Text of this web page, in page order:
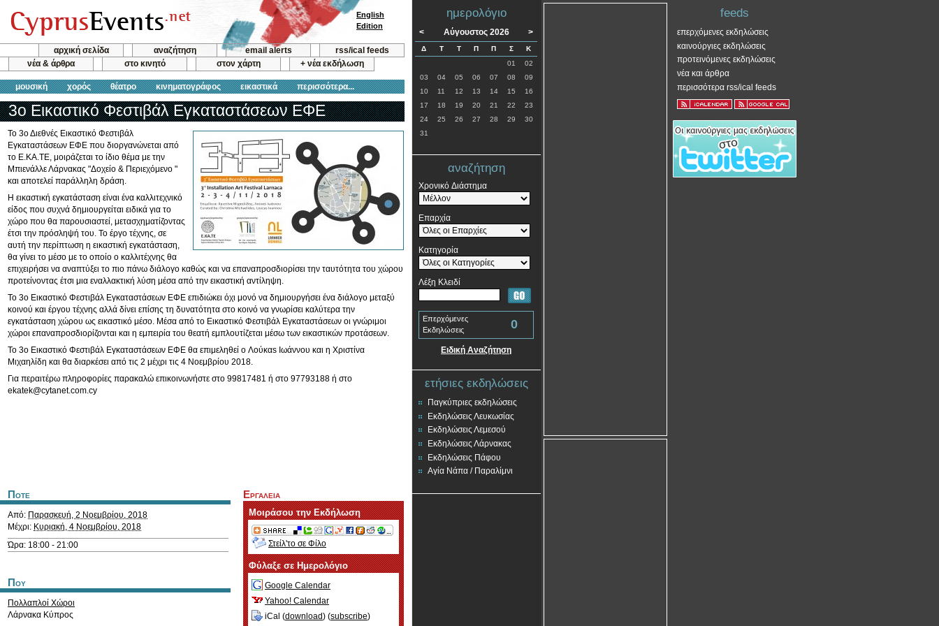
αρχική σελίδα αναζήτηση email alerts
rss/ical feeds
νέα & άρθρα
στο κινητό στον χάρτη + νέα εκδήλωση
μουσική χορός θέατρο κινηματογράφος εικαστικά περισσότερα...
English
Edition
3ο Εικαστικό Φεστιβάλ Εγκαταστάσεων ΕΦΕ
Το 3ο Διεθνές Εικαστικό Φεστιβάλ
Εγκαταστάσεων ΕΦΕ που διοργανώνεται από
το E.KA.TE, μοιράζεται το ίδιο θέμα με την
Μπιενάλλε Λάρνακας "Δοχείο & Περιεχόμενο "
και αποτελεί παράλληλη δράση.
Η εικαστική εγκατάσταση είναι ένα καλλιτεχνικό
είδος που συχνά δημιουργείται ειδικά για το
χώρο που θα παρουσιαστεί, μετασχηματίζοντας
έτσι την πρόσληψή του. Το έργο τέχνης, σε
αυτή την περίπτωση η εικαστική εγκατάσταση,
θα γίνει το μέσο με το οποίο ο καλλιτέχνης θα
επιχειρήσει να αναπτύξει το πιο πάνω διάλογο καθώς και να επαναπροσδιορίσει την ταυτότητα του χώρου
προτείνοντας έτσι μια εναλλακτική λύση μέσα από την εικαστική αντίληψη.
Το 3ο Εικαστικό Φεστιβάλ Εγκαταστάσεων ΕΦΕ επιδιώκει όχι μονό να δημιουργήσει ένα διάλογο μεταξύ
κοινού και έργου τέχνης αλλά δίνει επίσης τη δυνατότητα στο κοινό να γνωρίσει καλύτερα την
εγκατάσταση χώρου ως εικαστικό μέσο. Μέσα από το Εικαστικό Φεστιβάλ Εγκαταστάσεων οι γνώριμοι
χώροι επαναπροσδιορίζονται και η εμπειρία του θεατή εμπλουτίζεται μέσω των εικαστικών προτάσεων.
Το 3ο Εικαστικό Φεστιβάλ Εγκαταστάσεων ΕΦΕ θα επιμεληθεί o Λούκαs Ιωάννου και η Χριστίνα
Μιχαηλίδη και θα διαρκέσει από τις 2 μέχρι τις 4 Νοεμβρίου 2018.
Για περαιτέρω πληροφορίες παρακαλώ επικοινωνήστε στο 99817481 ή στο 97793188 ή στο
ekatek@cytanet.com.cy
Ποτε
Από: Παρασκευή, 2 Νοεμβρίου, 2018
Μέχρι: Κυριακή, 4 Νοεμβρίου, 2018
Ώρα: 18:00 - 21:00
Που
Πολλαπλοί Χώροι
Λάρνακα Κύπρος
Εργαλεια
Μοιράσου την Εκδήλωση
Στείλ'το σε Φίλο
Φύλαξε σε Ημερολόγιο
Google Calendar
Yahoo! Calendar
iCal (download) (subscribe)
ημερολόγιο
< Αύγουστος 2026 >
Δ Τ Τ Π Π Σ
Κ
01
02
03
04 05 06 07 08
09
10
11 12 13 14 15
16
17
18 19 20 21 22
23
24
25 26 27 28 29
30
31
αναζήτηση
Χρονικό Διάστημα
Επαρχία
Κατηγορία
Λέξη Κλειδί
Επερχόμενες
Εκδηλώσεις
0
Ειδική Αναζήτηση
ετήσιες εκδηλώσεις
Παγκύπριες εκδηλώσεις
Εκδηλώσεις Λευκωσίας
Εκδηλώσεις Λεμεσού
Εκδηλώσεις Λάρνακας
Εκδηλώσεις Πάφου
Αγία Νάπα / Παραλίμνι
feeds
επερχόμενες εκδηλώσεις
καινούργιες εκδηλώσεις
προτεινόμενες εκδηλώσεις
νέα και άρθρα
περισσότερα rss/ical feeds